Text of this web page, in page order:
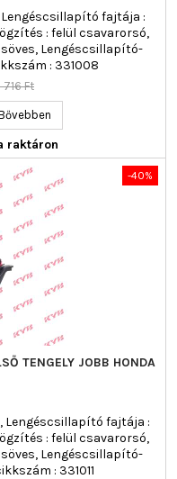
fajtája :
: felül csavarorsó,
Lengéscsillapító-
: 331008
Ft
raktáron
-40%
TENGELY JOBB HONDA
Lengéscsillapító fajtája :
: felül csavarorsó,
Lengéscsillapító-
: 331011